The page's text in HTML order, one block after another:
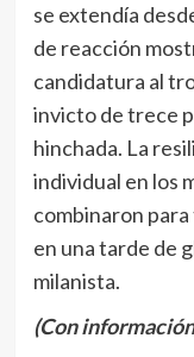
se extendía
de reacción
candidatura al
invicto de trece
hinchada. La
individual en los
combinaron
en una tarde de
milanista.
(Con